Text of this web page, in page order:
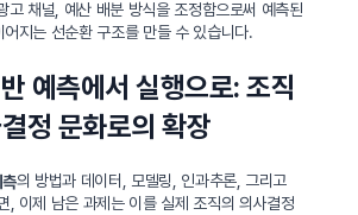
고 채널, 예산 배분 방식을 조정함으로써 예측된
지는 선순환 구조를 만들 수 있습니다.
예측에서 실행으로: 조직
정 문화로의 확장
의 방법과 데이터, 모델링, 인과추론, 그리고
, 이제 남은 과제는 이를 실제 조직의 의사결정